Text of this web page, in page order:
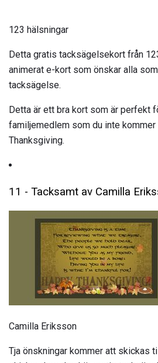
123 hälsningar
Detta gratis tacksägelsekort från
animerat e-kort som önskar alla
tacksägelse.
Detta är ett bra kort som är perfekt
familjemedlem som du inte
Thanksgiving.
11 - Tacksamt av Camilla
Camilla Eriksson
Tja önskningar kommer att skickas